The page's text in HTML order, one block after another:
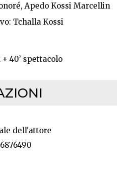
Apedo Kossi Marcellin
Tchalla Kossi
40’ spettacolo
dell'attore